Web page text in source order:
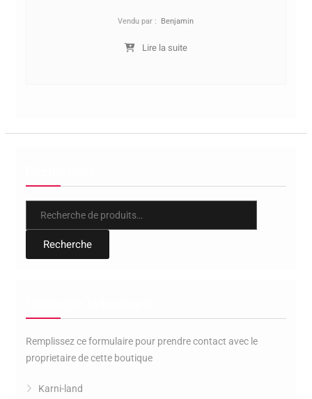
Vendu par : Benjamin
Lire la suite
Recherche
Recherche
Remplissez ce formulaire pour prendre contact avec le
proprietaire de cette boutique
Karni-land